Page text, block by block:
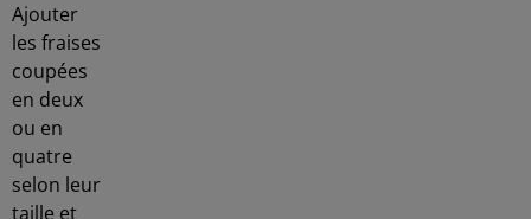
Ajouter
les fraises
coupées
en deux
ou en
quatre
selon leur
taille et